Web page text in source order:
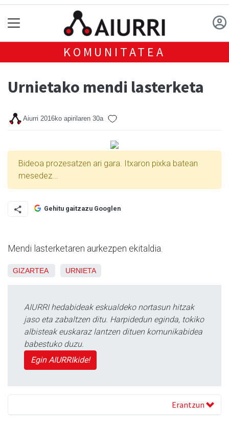
KOMUNITATEA
Urnietako mendi lasterketa
Aiurri 2016ko apirilaren 30a
Bideoa prozesatzen ari gara. Itxaron pixka batean
mesedez...
Gehitu gaitzazu Googlen
Mendi lasterketaren aurkezpen ekitaldia.
GIZARTEA URNIETA
AIURRI hedabideak eskualdeko nortasun hitzak
jaso eta zabaltzen ditu. Harpidedun eginda, tokiko
albisteak euskaraz lantzen dituen komunikabidea
babestuko duzu.
Egin AIURRIkide!
Erantzun